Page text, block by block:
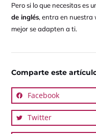
Pero si lo que necesitas es
de inglés, entra en nuestra
mejor se adapten a ti.
Comparte este
Facebook
Twitter